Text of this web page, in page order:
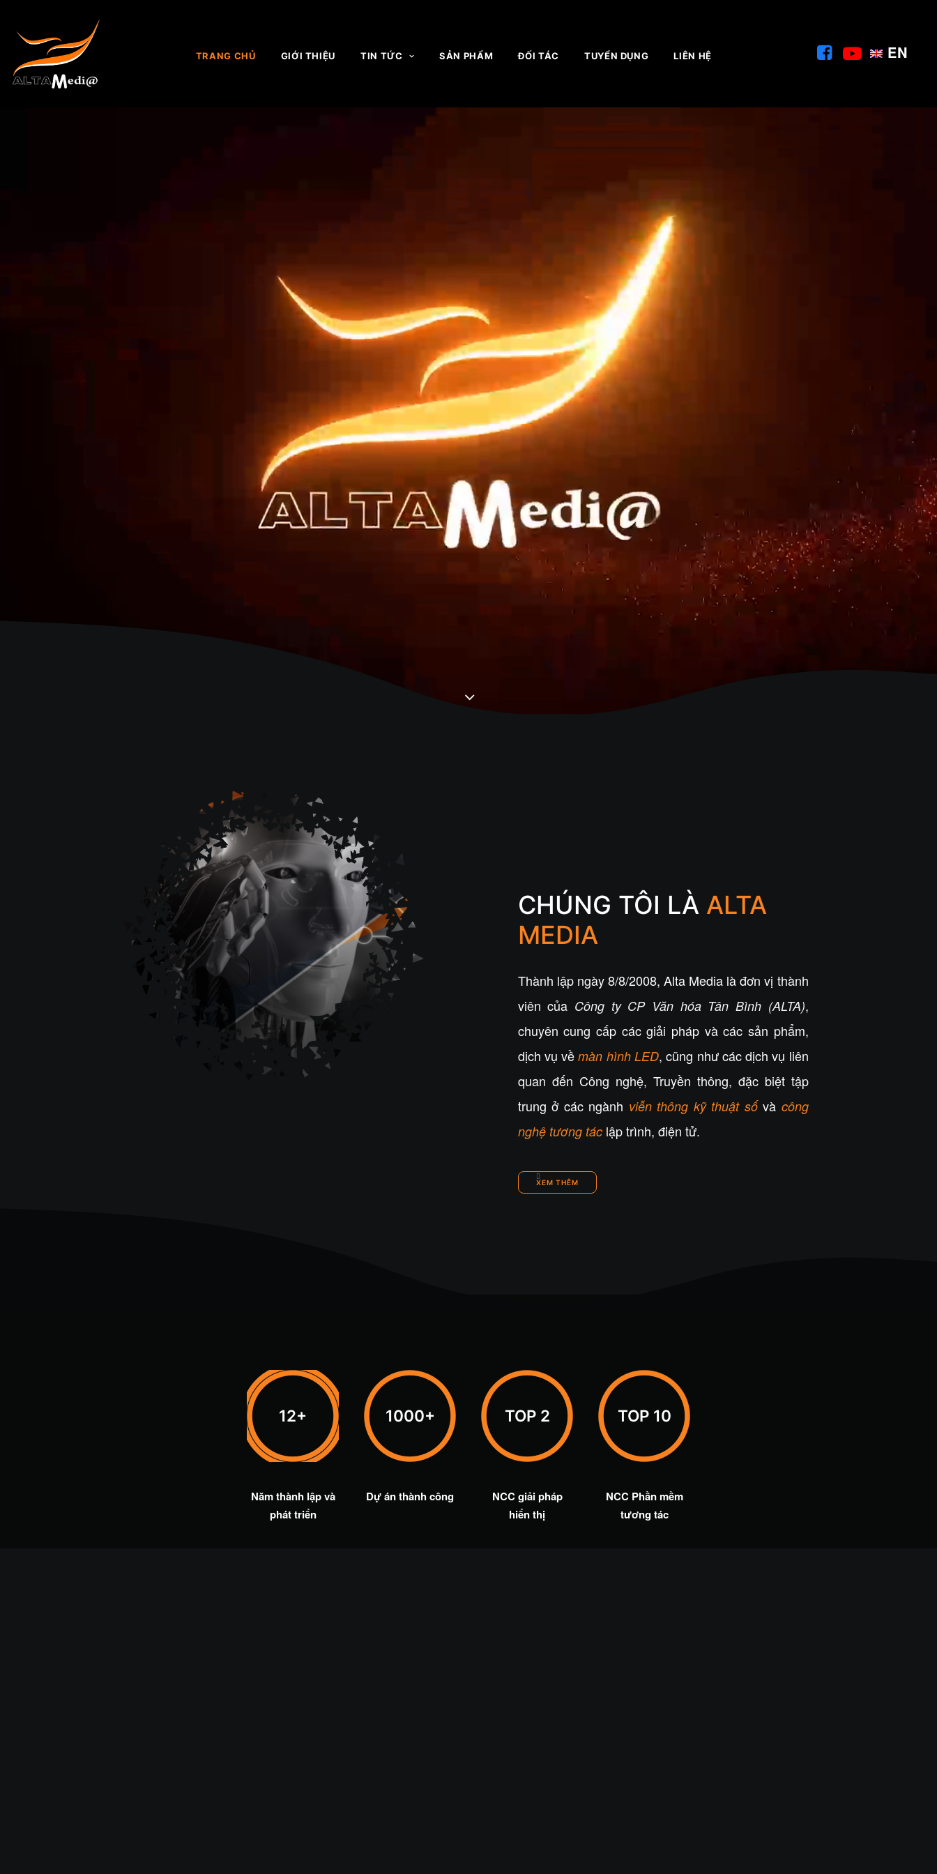
TRANG CHỦ GIỚI THIỆU TIN TỨC SẢN PHẨM ĐỐI TÁC TUYỂN DỤNG LIÊN HỆ EN
CHÚNG TÔI LÀ ALTA
MEDIA
Thành lập ngày 8/8/2008, Alta Media là đơn vị thành
viên của Công ty CP Văn hóa Tân Bình (ALTA),
chuyên cung cấp các giải pháp và các sản phẩm,
dịch vụ vềmàn hình LED, cũng như các dịch vụ liên
quan đến Công nghệ, Truyền thông, đặc biệt tập
trung ở các ngành viễn thông kỹ thuật sốvà công
nghệ tương táclập trình, điện tử.
XEM THÊM
12+
Năm thành lập và
phát triển
1000+
Dự án thành công
TOP 2
NCC giải pháp
hiển thị
TOP 10
NCC Phần mềm
tương tác